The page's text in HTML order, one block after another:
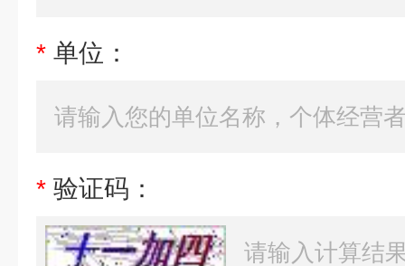
* 单位：
* 验证码：